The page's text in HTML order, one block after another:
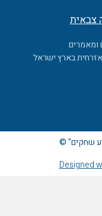
בארץ ישראל
שחקים" ©
Designed